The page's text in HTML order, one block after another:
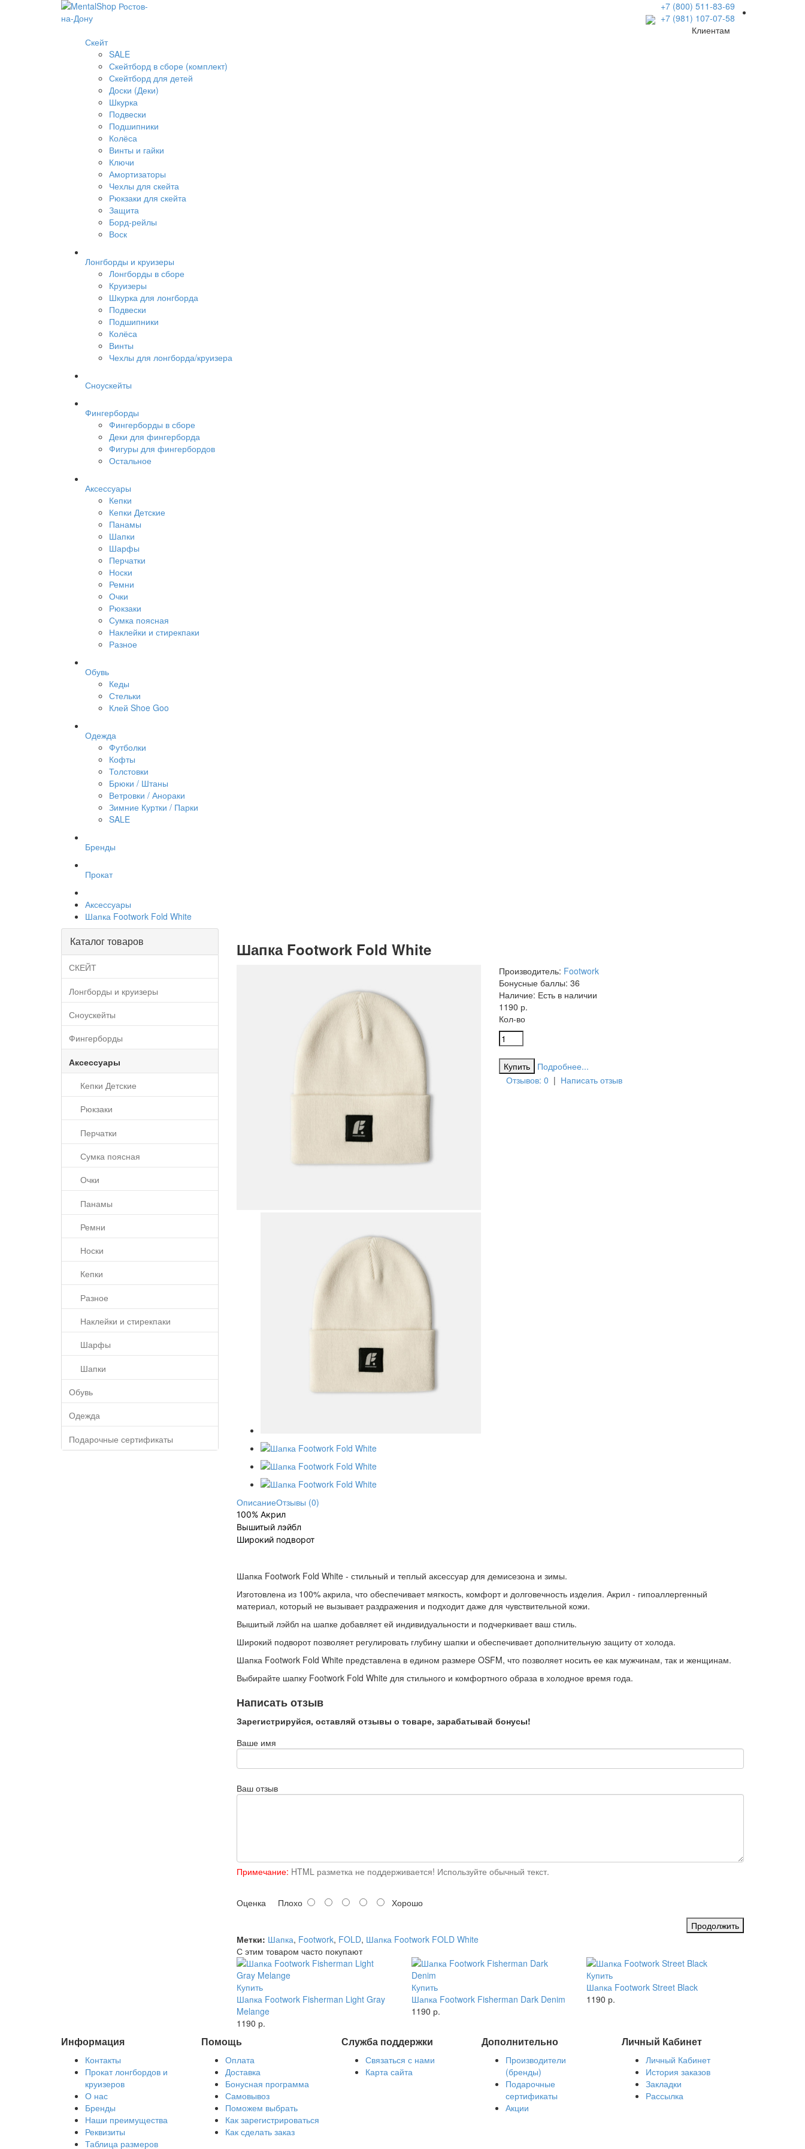
+7 (800) 511-83-69
+7 (981) 107-07-58
Клиентам
Скейт
SALE
Скейтборд в сборе (комплект)
Скейтборд для детей
Доски (Деки)
Шкурка
Подвески
Подшипники
Колёса
Винты и гайки
Ключи
Амортизаторы
Чехлы для скейта
Рюкзаки для скейта
Защита
Борд-рейлы
Воск
Лонгборды и круизеры
Лонгборды в сборе
Круизеры
Шкурка для лонгборда
Подвески
Подшипники
Колёса
Винты
Чехлы для лонгборда/круизера
Сноускейты
Фингерборды
Фингерборды в сборе
Деки для фингерборда
Фигуры для фингербордов
Остальное
Аксессуары
Кепки
Кепки Детские
Панамы
Шапки
Шарфы
Перчатки
Носки
Ремни
Очки
Рюкзаки
Сумка поясная
Наклейки и стирекпаки
Разное
Обувь
Кеды
Стельки
Клей Shoe Goo
Одежда
Футболки
Кофты
Толстовки
Брюки / Штаны
Ветровки / Анораки
Зимние Куртки / Парки
SALE
Бренды
Прокат
Аксессуары
Шапка Footwork Fold White
Каталог товаров
СКЕЙТ
Лонгборды и круизеры
Сноускейты
Фингерборды
Аксессуары
Кепки Детские
Рюкзаки
Перчатки
Сумка поясная
Очки
Панамы
Ремни
Носки
Кепки
Разное
Наклейки и стирекпаки
Шарфы
Шапки
Обувь
Одежда
Подарочные сертификаты
Шапка Footwork Fold White
Производитель: Footwork
Бонусные баллы: 36
Наличие: Есть в наличии
1190 р.
Кол-во
Подробнее...
Отзывов: 0 | Написать отзыв
ОписаниеОтзывы (0)
100% Акрил
Вышитый лэйбл
Широкий подворот
Шапка Footwork Fold White - стильный и теплый аксессуар для демисезона и зимы.
Изготовлена из 100% акрила, что обеспечивает мягкость, комфорт и долговечность изделия. Акрил - гипоаллергенный
материал, который не вызывает раздражения и подходит даже для чувствительной кожи.
Вышитый лэйбл на шапке добавляет ей индивидуальности и подчеркивает ваш стиль.
Широкий подворот позволяет регулировать глубину шапки и обеспечивает дополнительную защиту от холода.
Шапка Footwork Fold White представлена в едином размере OSFM, что позволяет носить ее как мужчинам, так и женщинам.
Выбирайте шапку Footwork Fold White для стильного и комфортного образа в холодное время года.
Написать отзыв
Зарегистрируйся, оставляй отзывы о товаре, зарабатывай бонусы!
Ваше имя
Ваш отзыв
Примечание: HTML разметка не поддерживается! Используйте обычный текст.
Оценка Плохо
Хорошо
Продолжить
Метки: Шапка, Footwork, FOLD, Шапка Footwork FOLD White
С этим товаром часто покупают
Купить
Шапка Footwork Fisherman Light Gray
Melange
1190 р.
Купить
Шапка Footwork Fisherman Dark Denim
1190 р.
Купить
Шапка Footwork Street Black
1190 р.
Информация
Контакты
Прокат лонгбордов и
круизеров
О нас
Бренды
Наши преимущества
Реквизиты
Таблица размеров
Помощь
Оплата
Доставка
Бонусная программа
Самовывоз
Поможем выбрать
Как зарегистрироваться
Как сделать заказ
Служба поддержки
Связаться с нами
Карта сайта
Дополнительно
Производители
(бренды)
Подарочные
сертификаты
Акции
Личный Кабинет
Личный Кабинет
История заказов
Закладки
Рассылка